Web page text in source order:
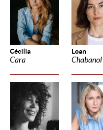
Cécilia
Cara
Loan
Chabanol